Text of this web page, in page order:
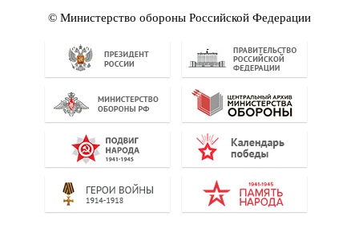
© Министерство обороны Российской Федерации